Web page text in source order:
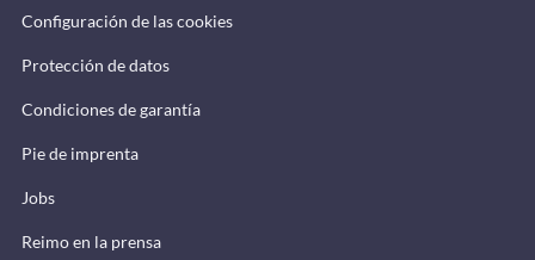
Configuración de las cookies
Protección de datos
Condiciones de garantía
Pie de imprenta
Jobs
Reimo en la prensa